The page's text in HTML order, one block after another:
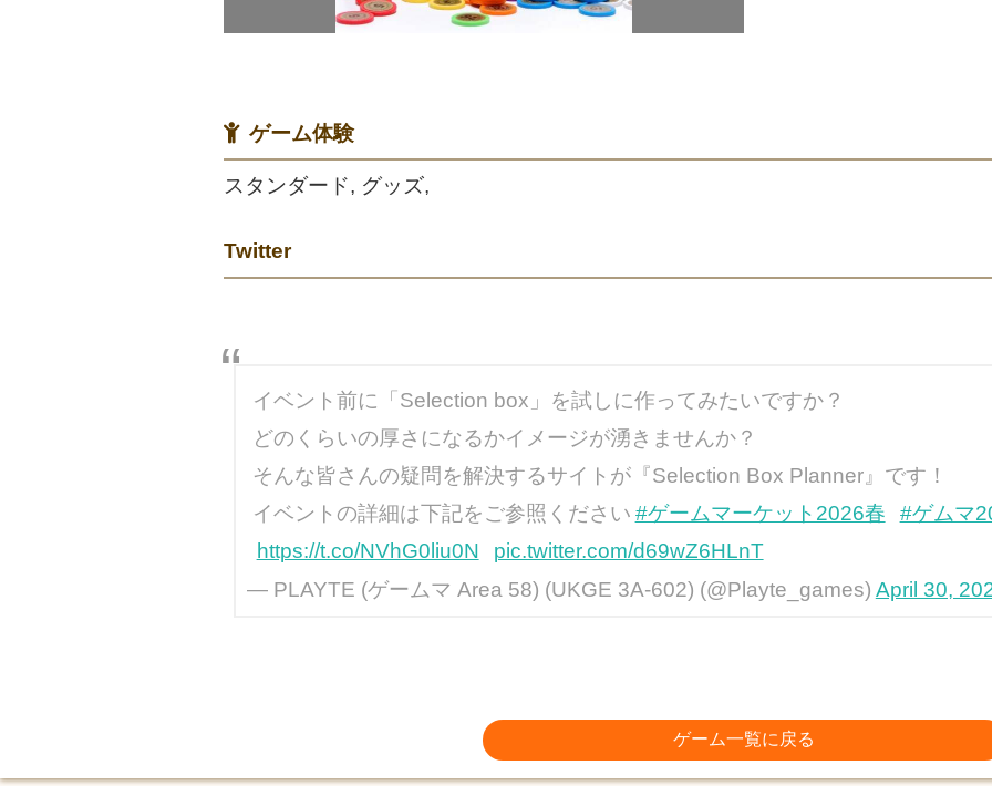
ゲーム体験
スタンダード, グッズ,
Twitter
イベント前に「Selection box」を試しに作ってみたいですか？
どのくらいの厚さになるかイメージが湧きませんか？
そんな皆さんの疑問を解決するサイトが『Selection Box Planner』です！
イベントの詳細は下記をご参照ください #ゲームマーケット2026春
#ゲムマ
https://t.co/NVhG0liu0N
pic.twitter.com/d69wZ6HLnT
— PLAYTE (ゲームマ Area 58) (UKGE 3A-602) (@Playte_games) April 30,
ゲーム一覧に戻る